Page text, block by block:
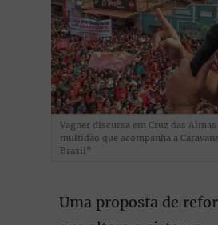
Vagner discursa em Cruz das
multidão que acompanha a
Brasil"
Uma proposta de